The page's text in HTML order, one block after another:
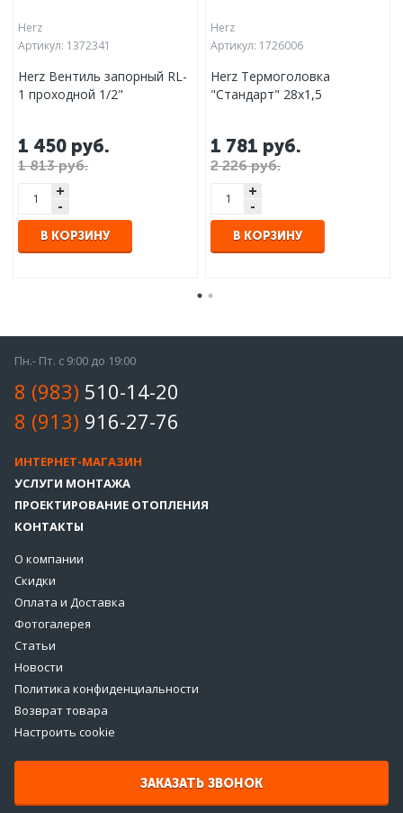
Herz
Артикул: 1372341
Herz Вентиль запорный RL-
1 проходной 1/2"
1 450 руб.
1 813 руб.
+
-
В КОРЗИНУ
Herz
Артикул: 1726006
Herz Термоголовка
"Стандарт" 28х1,5
1 781 руб.
2 226 руб.
+
-
В КОРЗИНУ
Пн.- Пт. с 9:00 до 19:00
8 (983) 510-14-20
8 (913) 916-27-76
ИНТЕРНЕТ-МАГАЗИН
УСЛУГИ МОНТАЖА
ПРОЕКТИРОВАНИЕ ОТОПЛЕНИЯ
КОНТАКТЫ
О компании
Скидки
Оплата и Доставка
Фотогалерея
Статьи
Новости
Политика конфиденциальности
Возврат товара
Настроить cookie
ЗАКАЗАТЬ ЗВОНОК